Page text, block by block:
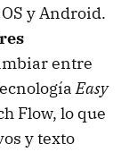
y Android.
entre
Easy
Flow, lo que
y texto